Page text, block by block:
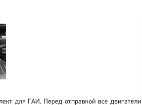
для ГАИ. Перед отправкой все двигатели